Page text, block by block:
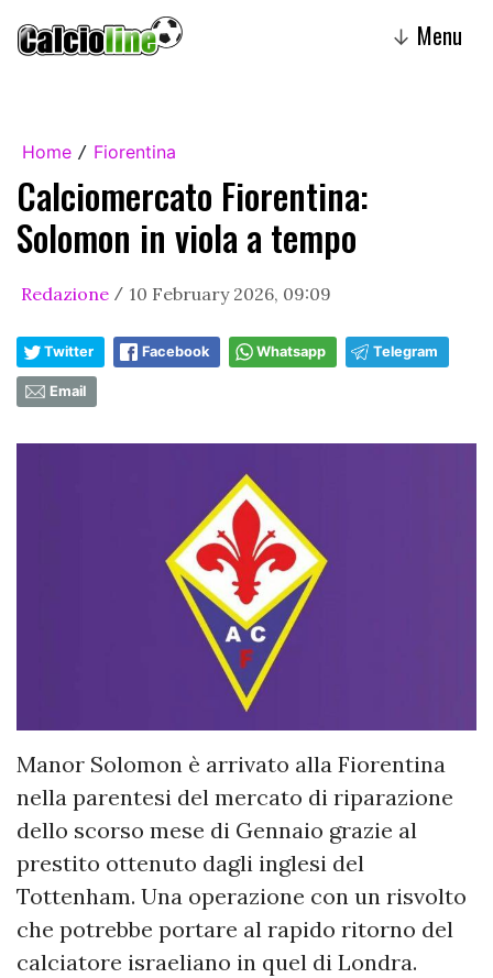
↓ Menu
Home / Fiorentina
Calciomercato Fiorentina:
Solomon in viola a tempo
Redazione / 10 February 2026, 09:09
Twitter Facebook Whatsapp Telegram
Email
Manor Solomon è arrivato alla Fiorentina
nella parentesi del mercato di riparazione
dello scorso mese di Gennaio grazie al
prestito ottenuto dagli inglesi del
Tottenham. Una operazione con un risvolto
che potrebbe portare al rapido ritorno del
calciatore israeliano in quel di Londra.